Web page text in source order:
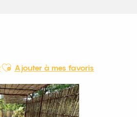
Ajouter aux favoris
Ajouter à mes favoris